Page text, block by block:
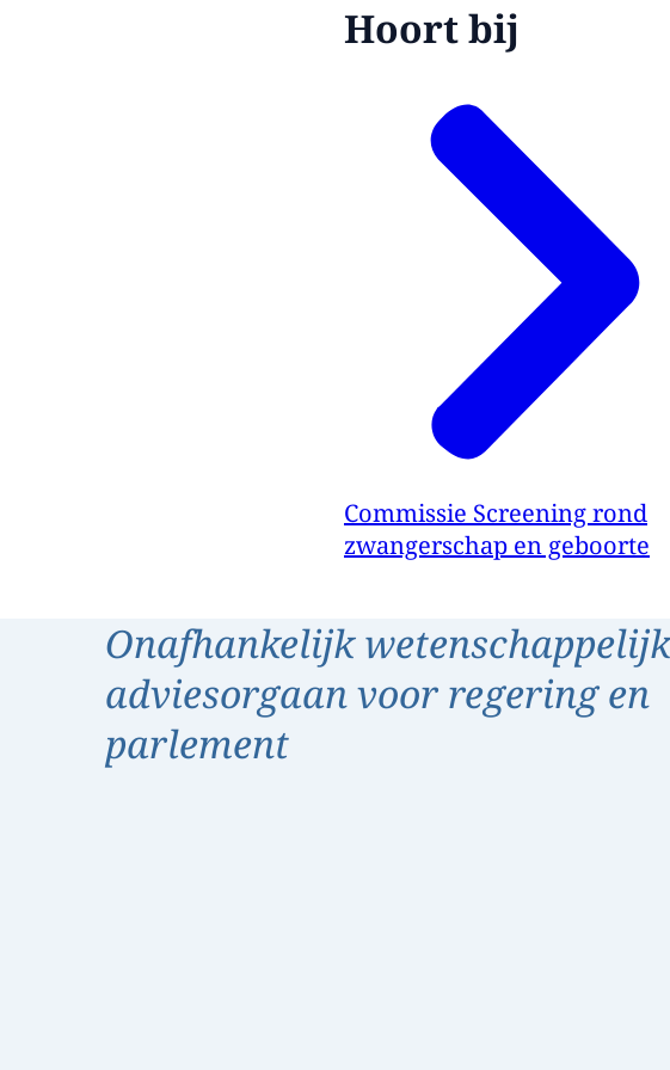
Hoort bij
Commissie Screening rond
zwangerschap en geboorte
Onafhankelijk wetenschappelijk
adviesorgaan voor regering en
parlement